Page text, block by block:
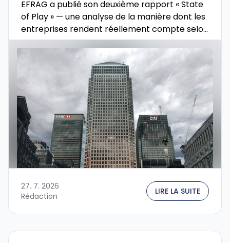
EFRAG a publié son deuxième rapport « State
of Play » — une analyse de la manière dont les
entreprises rendent réellement compte selon
les normes européennes ESRS. Il s’appuie …
27. 7. 2026
Rédaction
LIRE LA SUITE